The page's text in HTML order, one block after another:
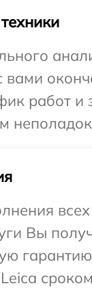
вами
работ и
Вы